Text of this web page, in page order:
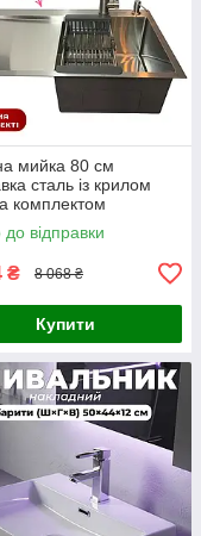
мийка 80 см
сталь із крилом
комплектом
і змішувачем
до відправки
₴ 8 068 ₴
Купити